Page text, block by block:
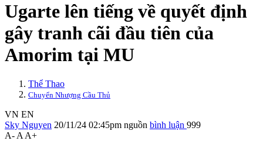
Ugarte lên tiếng về quyết định
gây tranh cãi đầu tiên của
Amorim tại MU
Thể Thao
Chuyển Nhượng Cầu Thủ
VN EN
Sky Nguyen 20/11/24 02:45pm nguồn bình luận 999
A- A A+